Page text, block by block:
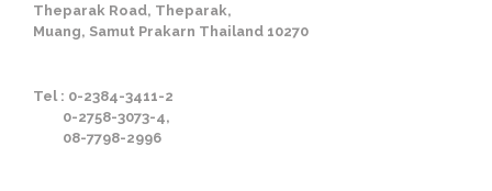
Theparak Road, Theparak,
Muang, Samut Prakarn Thailand 10270
Tel : 0-2384-3411-2
0-2758-3073-4,
08-7798-2996